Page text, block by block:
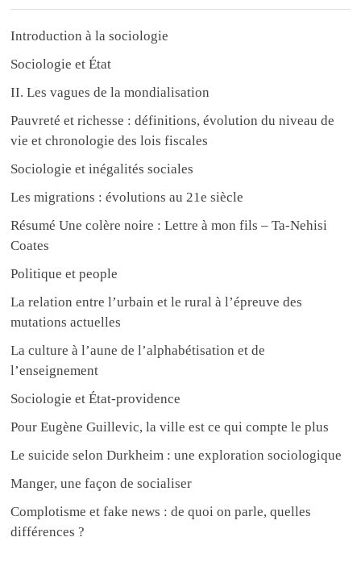
Introduction à la sociologie
Sociologie et État
II. Les vagues de la mondialisation
Pauvreté et richesse : définitions, évolution du niveau de
vie et chronologie des lois fiscales
Sociologie et inégalités sociales
Les migrations : évolutions au 21e siècle
Résumé Une colère noire : Lettre à mon fils – Ta-Nehisi
Coates
Politique et people
La relation entre l’urbain et le rural à l’épreuve des
mutations actuelles
La culture à l’aune de l’alphabétisation et de
l’enseignement
Sociologie et État-providence
Pour Eugène Guillevic, la ville est ce qui compte le plus
Le suicide selon Durkheim : une exploration sociologique
Manger, une façon de socialiser
Complotisme et fake news : de quoi on parle, quelles
différences ?